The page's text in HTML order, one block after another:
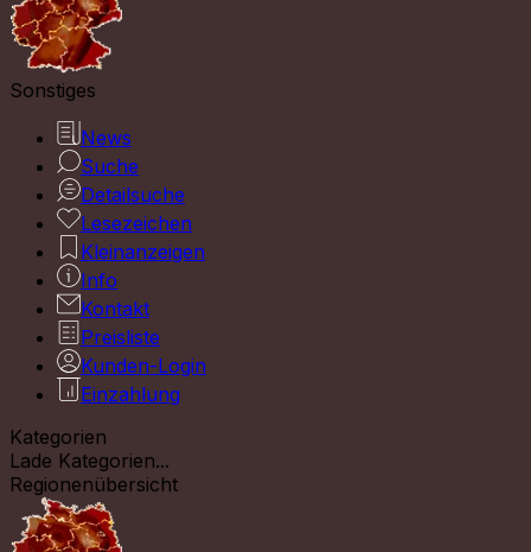
Sonstiges
News
Suche
Detailsuche
Lesezeichen
Kleinanzeigen
Info
Kontakt
Preisliste
Kunden-Login
Einzahlung
Kategorien
Lade Kategorien...
Regionenübersicht